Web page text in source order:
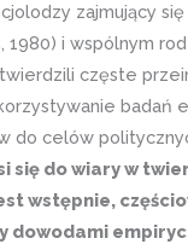
zajmujący
1980) i wspólnym
częste
badań
do celów
się do wiary w
wstępnie,
dowodami